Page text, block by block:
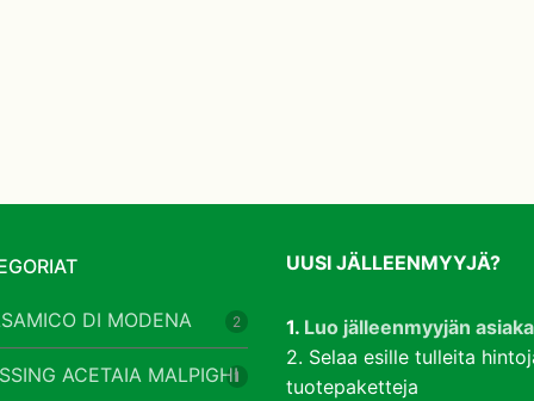
DI MODENA 2
ACETAIA MALPIGHI1
UUSI JÄLLEENMYYJÄ?
1. Luo jälleenmyyjän
2. Selaa esille tulleita
tuotepaketteja